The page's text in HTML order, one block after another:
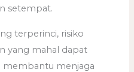
setempat.
terperinci, risiko
yang mahal dapat
membantu menjaga